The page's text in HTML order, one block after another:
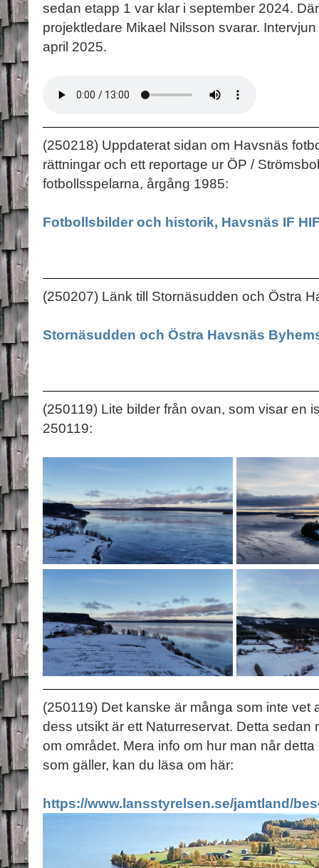
sedan etapp 1 var klar i september 2024.
projektledare Mikael Nilsson svarar.
april 2025.
(250218) Uppdaterat sidan om Havsnäs
rättningar och ett reportage ur ÖP /
fotbollsspelarna, årgång 1985:
Fotbollsbilder och historik, Havsnäs IF
(250207) Länk till Stornäsudden och Östra
Stornäsudden och Östra Havsnäs
(250119) Lite bilder från ovan, som visar en
250119:
(250119) Det kanske är många som inte vet
dess utsikt är ett Naturreservat. Detta sedan
om området. Mera info om hur man når
som gäller, kan du läsa om här:
https://www.lansstyrelsen.se/jamtland/